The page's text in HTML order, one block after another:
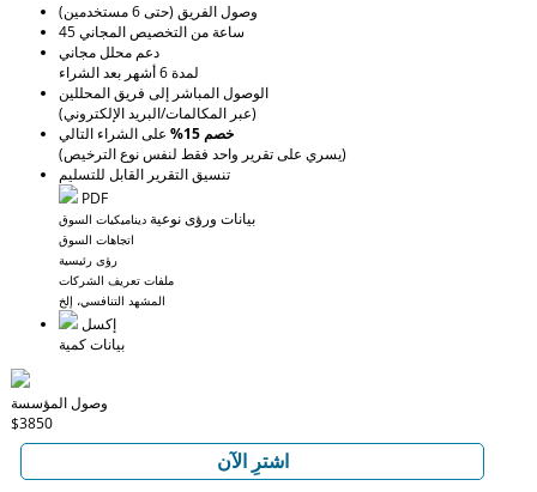
وصول الفريق (حتى 6 مستخدمين)
45 ساعة من التخصيص المجاني
دعم محلل مجاني
لمدة 6 أشهر بعد الشراء
الوصول المباشر إلى فريق المحللين
(عبر المكالمات/البريد الإلكتروني)
خصم 15%
على الشراء التالي
(يسري على تقرير واحد فقط لنفس نوع الترخيص)
تنسيق التقرير القابل للتسليم
PDF
بيانات ورؤى نوعية ديناميكيات السوق
اتجاهات السوق
رؤى رئيسية
ملفات تعريف الشركات
المشهد التنافسي، إلخ
إكسل
بيانات كمية
وصول المؤسسة
$3850
اشترِ الآن